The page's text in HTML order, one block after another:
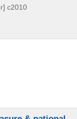
c2010